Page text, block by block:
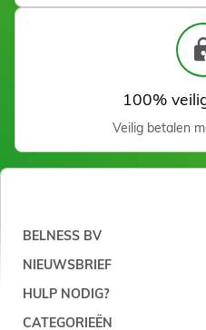
100%
Veilig betalen
BELNESS BV
NIEUWSBRIEF
HULP NODIG?
CATEGORIEËN